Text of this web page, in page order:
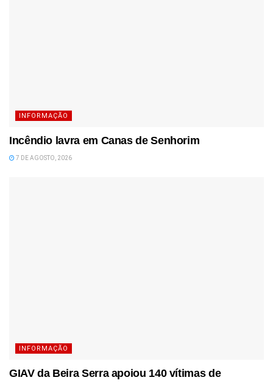
INFORMAÇÃO
Incêndio lavra em Canas de Senhorim
7 DE AGOSTO, 2026
INFORMAÇÃO
GIAV da Beira Serra apoiou 140 vítimas de